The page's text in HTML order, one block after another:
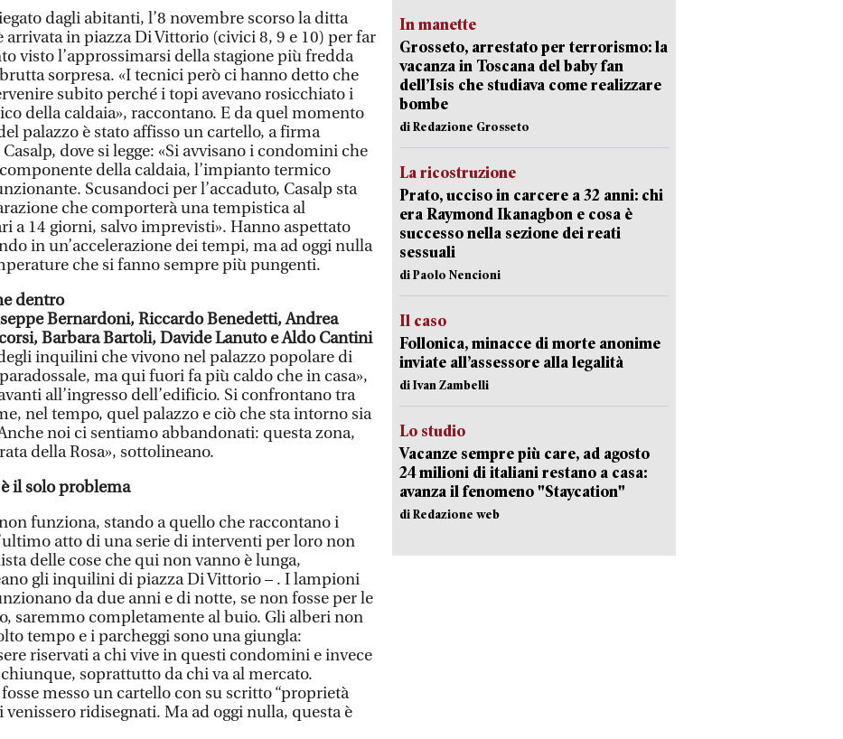
dagli abitanti, l’8 novembre scorso la ditta
arrivata in piazza Di Vittorio (civici 8, 9 e 10) per far
visto l’approssimarsi della stagione più fredda
sorpresa. «I tecnici però ci hanno detto che
subito perché i topi avevano rosicchiato i
della caldaia», raccontano. E da quel momento
palazzo è stato affisso un cartello, a firma
dove si legge: «Si avvisano i condomini che
della caldaia, l’impianto termico
Scusandoci per l’accaduto, Casalp sta
che comporterà una tempistica al
a 14 giorni, salvo imprevisti». Hanno aspettato
in un’accelerazione dei tempi, ma ad oggi nulla
che si fanno sempre più pungenti.
dentro
Bernardoni, Riccardo Benedetti, Andrea
Barbara Bartoli, Davide Lanuto e Aldo Cantini
inquilini che vivono nel palazzo popolare di
ma qui fuori fa più caldo che in casa»,
all’ingresso dell’edificio. Si confrontano tra
nel tempo, quel palazzo e ciò che sta intorno sia
noi ci sentiamo abbandonati: questa zona,
della Rosa», sottolineano.
il solo problema
funziona, stando a quello che raccontano i
atto di una serie di interventi per loro non
delle cose che qui non vanno è lunga,
gli inquilini di piazza Di Vittorio – . I lampioni
da due anni e di notte, se non fosse per le
saremmo completamente al buio. Gli alberi non
tempo e i parcheggi sono una giungla:
riservati a chi vive in questi condomini e invece
soprattutto da chi va al mercato.
messo un cartello con su scritto “proprietà
venissero ridisegnati. Ma ad oggi nulla, questa è
In manette
Grosseto, arrestato per terrorismo: la
vacanza in Toscana del baby fan
dell’Isis che studiava come realizzare
bombe
di Redazione Grosseto
La ricostruzione
Prato, ucciso in carcere a 32 anni: chi
era Raymond Ikanagbon e cosa è
successo nella sezione dei reati
sessuali
di Paolo Nencioni
Il caso
Follonica, minacce di morte anonime
inviate all’assessore alla legalità
di Ivan Zambelli
Lo studio
Vacanze sempre più care, ad agosto
24 milioni di italiani restano a casa:
avanza il fenomeno "Staycation"
di Redazione web